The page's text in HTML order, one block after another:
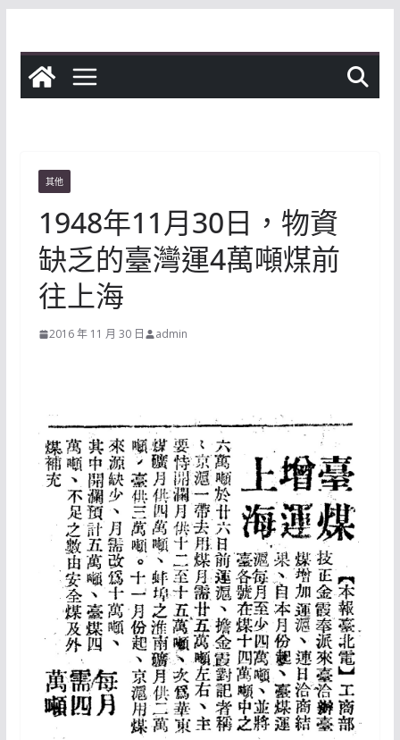
content
其他
1948年11月30日，物資
缺乏的臺灣運4萬噸煤前
往上海
2016 年 11 月 30 日 admin